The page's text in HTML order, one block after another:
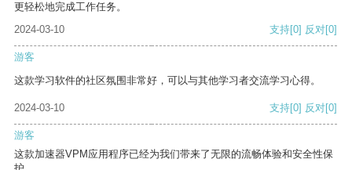
更轻松地完成工作任务。
2024-03-10
支持[0] 反对[0]
游客
这款学习软件的社区氛围非常好，可以与其他学习者交流学习心得。
2024-03-10 支持[0] 反对[0]
游客
这款加速器VPM应用程序已经为我们带来了无限的流畅体验和安全性保